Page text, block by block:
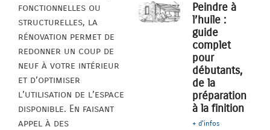
fonctionnelles ou
structurelles, la
rénovation permet de
redonner un coup de
neuf à votre intérieur
et d’optimiser
l’utilisation de l’espace
disponible. En faisant
appel à des
Peindre à
l’huile :
guide
complet
pour
débutants,
de la
préparation
à la finition
+ d'infos